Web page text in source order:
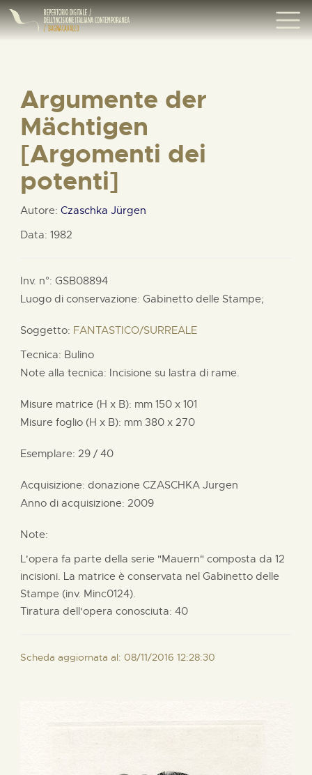
Argumente der
Mächtigen
[Argomenti dei
potenti]
Autore: Czaschka Jürgen
Data: 1982
Inv. n°: GSB08894
Luogo di conservazione: Gabinetto delle Stampe;
Soggetto: FANTASTICO/SURREALE
Tecnica: Bulino
Note alla tecnica: Incisione su lastra di rame.
Misure matrice (H x B): mm 150 x 101
Misure foglio (H x B): mm 380 x 270
Esemplare: 29 / 40
Acquisizione: donazione CZASCHKA Jurgen
Anno di acquisizione: 2009
Note:
L'opera fa parte della serie "Mauern" composta da 12
incisioni. La matrice è conservata nel Gabinetto delle
Stampe (inv. Minc0124).
Tiratura dell'opera conosciuta: 40
Scheda aggiornata al: 08/11/2016 12:28:30